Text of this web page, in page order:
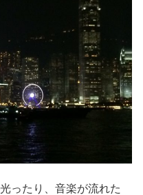
ったり、音楽が流れた